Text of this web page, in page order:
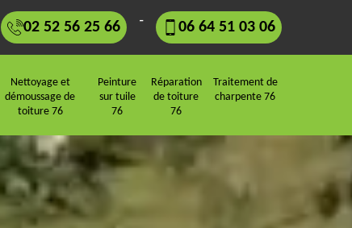
02 52 56 25 66 - 06 64 51 03 06
Nettoyage et
démoussage de
toiture 76
Peinture
sur tuile
76
Réparation
de toiture
76
Traitement de
charpente 76